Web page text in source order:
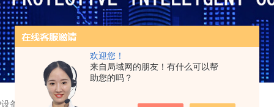
欢迎您！
来自局域网的朋友！有什么可以帮
助您的吗？
备，车载三防系统，